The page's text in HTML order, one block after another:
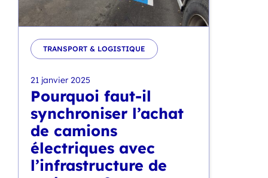
TRANSPORT & LOGISTIQUE
21 janvier 2025
Pourquoi faut-il
synchroniser l’achat
de camions
électriques avec
l’infrastructure de